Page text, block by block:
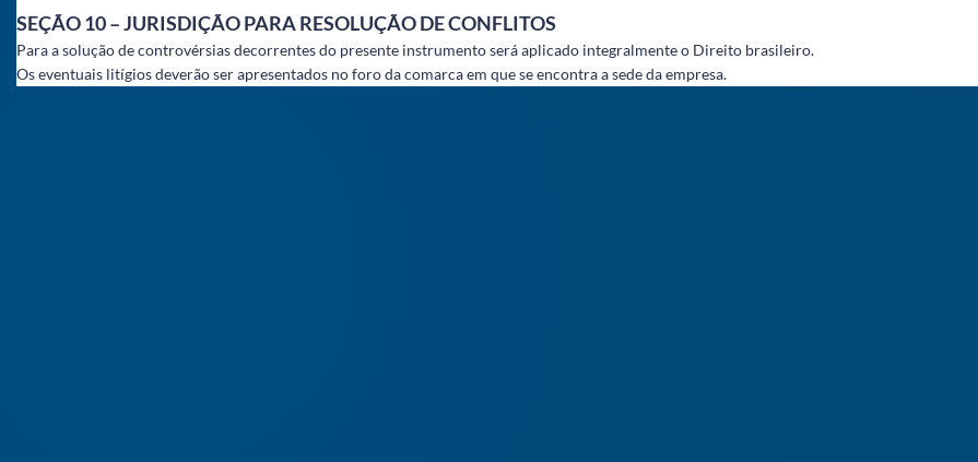
SEÇÃO 10 – JURISDIÇÃO PARA RESOLUÇÃO DE CONFLITOS
Para a solução de controvérsias decorrentes do presente instrumento será aplicado integralmente o Direito brasileiro.
Os eventuais litígios deverão ser apresentados no foro da comarca em que se encontra a sede da empresa.